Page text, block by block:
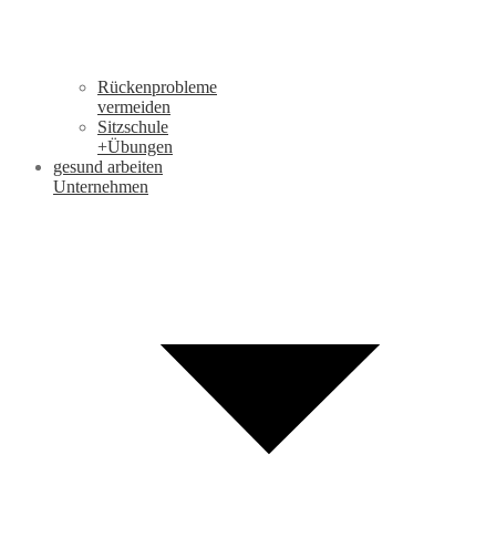
Rückenprobleme
vermeiden
Sitzschule
+Übungen
gesund arbeiten
Unternehmen